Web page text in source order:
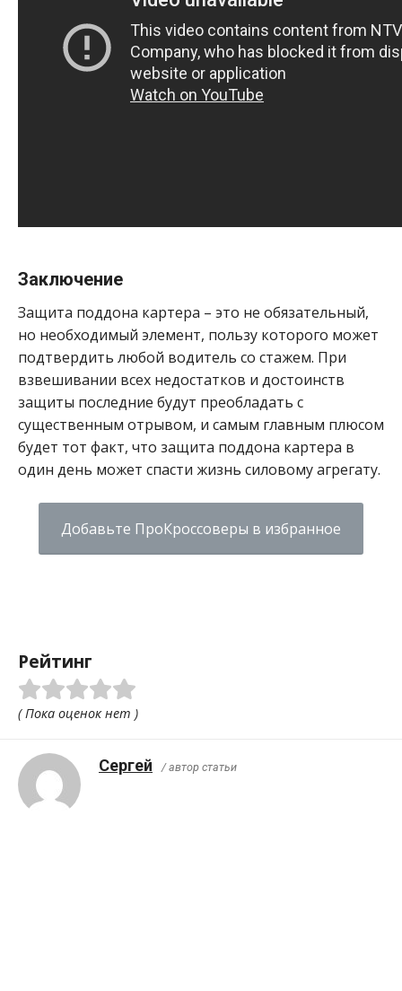
Заключение
Защита поддона картера – это не обязательный,
но необходимый элемент, пользу которого может
подтвердить любой водитель со стажем. При
взвешивании всех недостатков и достоинств
защиты последние будут преобладать с
существенным отрывом, и самым главным плюсом
будет тот факт, что защита поддона картера в
один день может спасти жизнь силовому агрегату.
Добавьте ПроКроссоверы в избранное
Рейтинг
( Пока оценок нет )
Сергей / автор статьи